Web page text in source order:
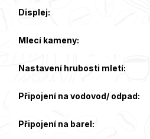
Displej:
Mlecí kameny:
Nastavení hrubosti mletí:
Připojení na vodovod/ odpad:
Připojení na barel: